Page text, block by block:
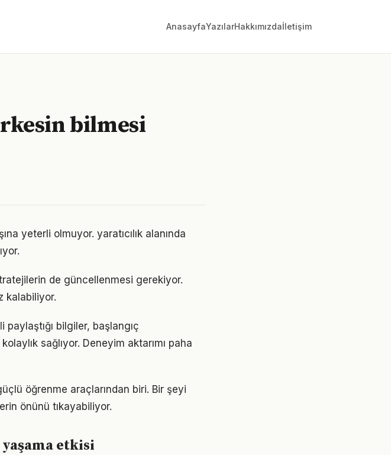
AnasayfaYazılarHakkımızdaİletişim
bilmesi
yeterli olmuyor. yaratıcılık alanında
de güncellenmesi gerekiyor.
kalabiliyor.
paylaştığı bilgiler, başlangıç
sağlıyor. Deneyim aktarımı paha
öğrenme araçlarından biri. Bir şeyi
önünü tıkayabiliyor.
etkisi